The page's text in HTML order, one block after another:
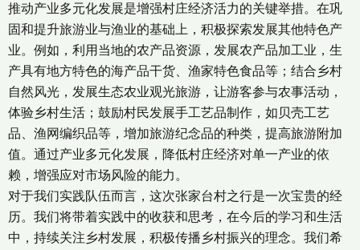
推动产业多元化发展是增强村庄经济活力的关键举措。在巩
固和提升旅游业与渔业的基础上，积极探索发展其他特色产
业。例如，利用当地的农产品资源，发展农产品加工业，生
产具有地方特色的海产品干货、渔家特色食品等；结合乡村
自然风光，发展生态农业观光旅游，让游客参与农事活动，
体验乡村生活；鼓励村民发展手工艺品制作，如贝壳工艺
品、渔网编织品等，增加旅游纪念品的种类，提高旅游附加
值。通过产业多元化发展，降低村庄经济对单一产业的依
赖，增强应对市场风险的能力。
对于我们实践队伍而言，这次张家台村之行是一次宝贵的经
历。我们将带着实践中的收获和思考，在今后的学习和生活
中，持续关注乡村发展，积极传播乡村振兴的理念。我们希